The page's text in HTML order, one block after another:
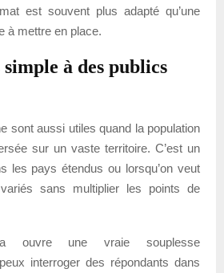
est souvent plus adapté qu’une
à mettre en place.
simple à des publics
sont aussi utiles quand la population
sur un vaste territoire. C’est un
les pays étendus ou lorsqu’on veut
sans multiplier les points de
ouvre une vraie souplesse
interroger des répondants dans